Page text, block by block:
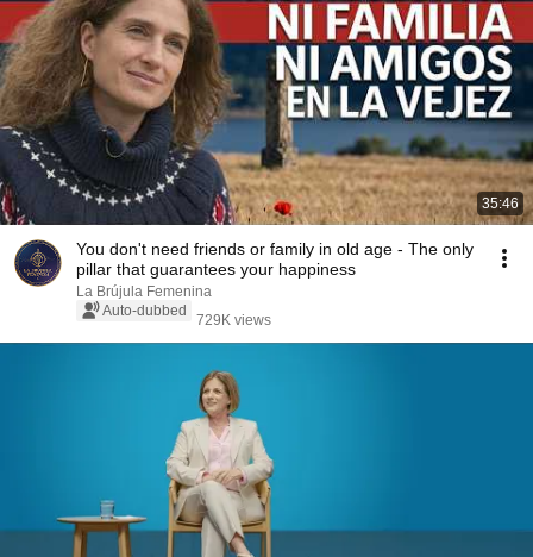
35:46
You don't need friends or family in old age - The only
pillar that guarantees your happiness
La Brújula Femenina
Auto-dubbed
729K views